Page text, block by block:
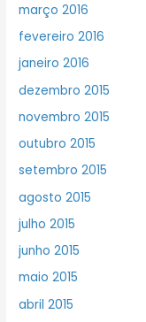
março 2016
fevereiro 2016
janeiro 2016
dezembro 2015
novembro 2015
outubro 2015
setembro 2015
agosto 2015
julho 2015
junho 2015
maio 2015
abril 2015